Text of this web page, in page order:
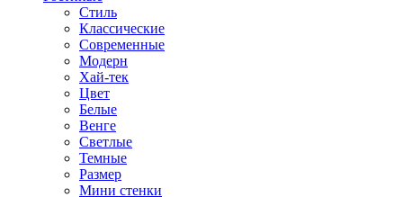
Стиль
Классические
Современные
Модерн
Хай-тек
Цвет
Белые
Венге
Светлые
Темные
Размер
Мини стенки